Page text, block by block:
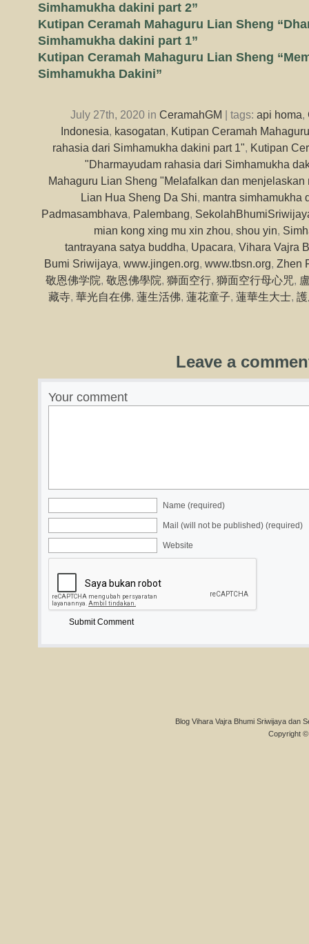
Simhamukha dakini part 2”
Kutipan Ceramah Mahaguru Lian Sheng
Simhamukha dakini part 1”
Kutipan Ceramah Mahaguru Lian Sheng
Simhamukha Dakini”
July 27th, 2020 in CeramahGM | tags: api homa,
Indonesia, kasogatan, Kutipan Ceramah
rahasia dari Simhamukha dakini part 1", Kutipan
"Dharmayudam rahasia dari Simhamukha
Mahaguru Lian Sheng "Melafalkan dan
Lian Hua Sheng Da Shi, mantra simhamukha
Padmasambhava, Palembang,
mian kong xing mu xin zhou, shou yin,
tantrayana satya buddha, Upacara, Vihara Vajra
Bumi Sriwijaya, www.jingen.org, www.tbsn.org, Zhen
敬恩佛学院, 敬恩佛學院, 獅面空行, 獅面空行母心咒,
藏寺, 華光自在佛, 蓮生活佛, 蓮花童子, 蓮華生大士,
Leave a
Your comment
Name (required)
Mail (will not be published) (required)
Website
Blog Vihara Vajra Bhumi Sriwijaya dan
Copyright ©